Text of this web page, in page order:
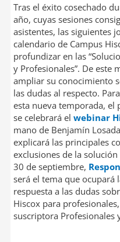
Tras el éxito cosechado
año, cuyas sesiones
asistentes, las siguientes
calendario de Campus
profundizar en las
y Profesionales”. De este
ampliar su conocimiento
las dudas al respecto.
esta nueva temporada,
se celebrará el webinar
mano de Benjamín
explicará las principales
exclusiones de la
30 de septiembre,
será el tema que ocupará
respuesta a las dudas
Hiscox para
suscriptora Profesionales